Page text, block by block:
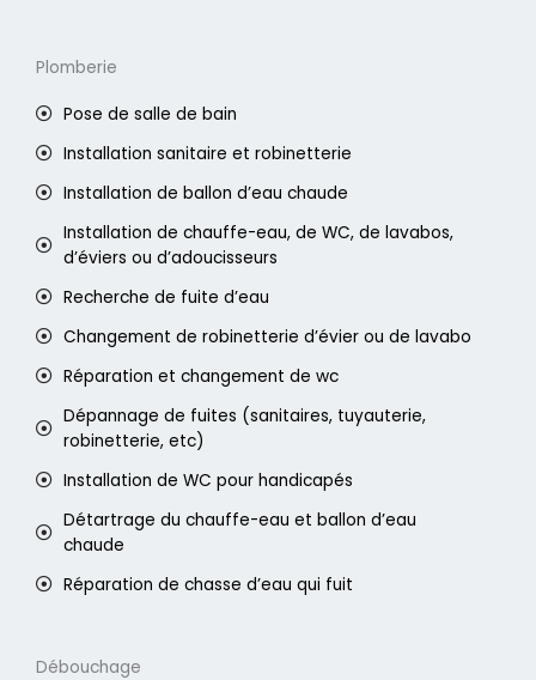
Plomberie
Pose de salle de bain
Installation sanitaire et robinetterie
Installation de ballon d’eau chaude
Installation de chauffe-eau, de WC, de lavabos,
d’éviers ou d’adoucisseurs
Recherche de fuite d’eau
Changement de robinetterie d’évier ou de lavabo
Réparation et changement de wc
Dépannage de fuites (sanitaires, tuyauterie,
robinetterie, etc)
Installation de WC pour handicapés
Détartrage du chauffe-eau et ballon d’eau
chaude
Réparation de chasse d’eau qui fuit
Débouchage